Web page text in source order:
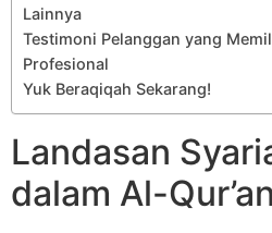
Lainnya
Testimoni Pelanggan yang
Profesional
Yuk Beraqiqah Sekarang!
Landasan
dalam Al-